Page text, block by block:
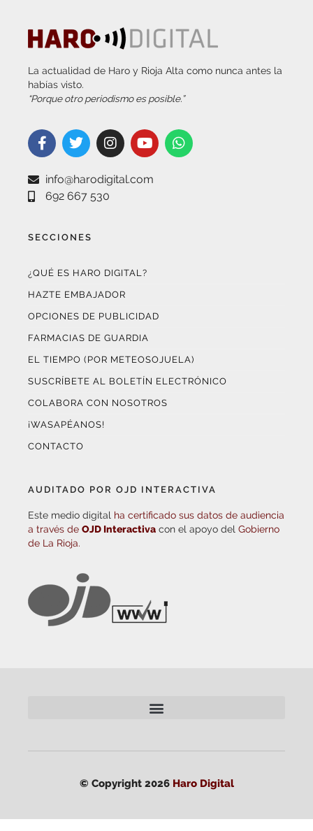
La actualidad de Haro y Rioja Alta como nunca antes la
habías visto.
“Porque otro periodismo es posible.”
info@harodigital.com
692 667 530
SECCIONES
¿QUÉ ES HARO DIGITAL?
HAZTE EMBAJADOR
OPCIONES DE PUBLICIDAD
FARMACIAS DE GUARDIA
EL TIEMPO (POR METEOSOJUELA)
SUSCRÍBETE AL BOLETÍN ELECTRÓNICO
COLABORA CON NOSOTROS
¡WASAPÉANOS!
CONTACTO
AUDITADO POR OJD INTERACTIVA
Este medio digital ha certificado sus datos de audiencia
a través de OJD Interactiva con el apoyo del Gobierno
de La Rioja.
© Copyright 2026 Haro Digital